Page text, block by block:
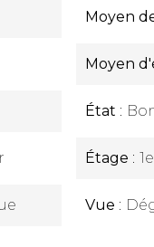
Moyen
Moyen
État
Étage
Vue